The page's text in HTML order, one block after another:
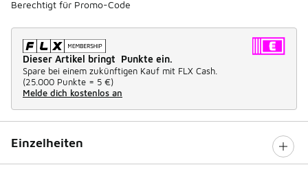
Berechtigt für Promo-Code
Dieser Artikel bringt Punkte ein.
Spare bei einem zukünftigen Kauf mit FLX Cash.
(25.000 Punkte = 5 €)
Melde dich kostenlos an
Einzelheiten